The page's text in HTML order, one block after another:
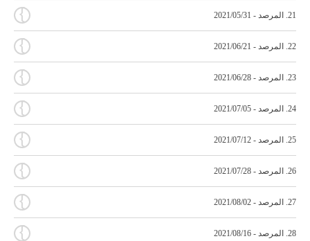
21. المرصد - 2021/05/31 {
22. المرصد - 2021/06/21 {
23. المرصد - 2021/06/28 {
24. المرصد - 2021/07/05 {
25. المرصد - 2021/07/12 {
26. المرصد - 2021/07/28 {
27. المرصد - 2021/08/02 {
28. المرصد - 2021/08/16 {